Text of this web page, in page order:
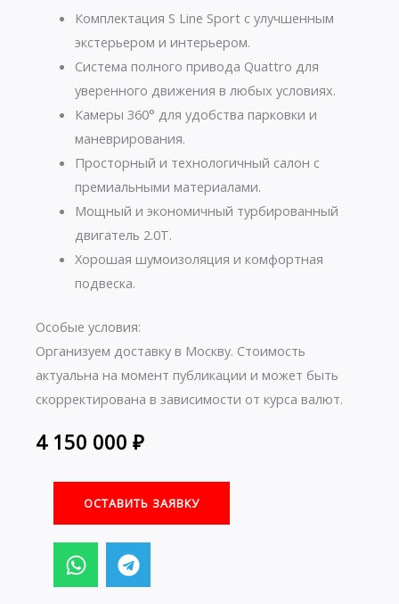
Комплектация S Line Sport с улучшенным
экстерьером и интерьером.
Система полного привода Quattro для
уверенного движения в любых условиях.
Камеры 360° для удобства парковки и
маневрирования.
Просторный и технологичный салон с
премиальными материалами.
Мощный и экономичный турбированный
двигатель 2.0T.
Хорошая шумоизоляция и комфортная
подвеска.
Особые условия:
Организуем доставку в Москву. Стоимость
актуальна на момент публикации и может быть
скорректирована в зависимости от курса валют.
4 150 000 ₽
ОСТАВИТЬ ЗАЯВКУ
W
h
a
T
e
l